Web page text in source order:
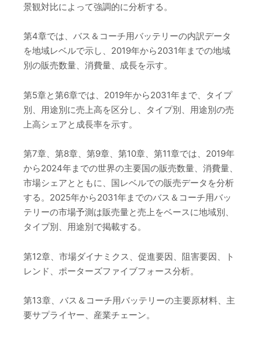
景観対比によって強調的に分析する。
第4章では、バス＆コーチ用バッテリーの内訳データ
を地域レベルで示し、2019年から2031年までの地域
別の販売数量、消費量、成長を示す。
第5章と第6章では、2019年から2031年まで、タイプ
別、用途別に売上高を区分し、タイプ別、用途別の売
上高シェアと成長率を示す。
第7章、第8章、第9章、第10章、第11章では、2019年
から2024年までの世界の主要国の販売数量、消費量、
市場シェアとともに、国レベルでの販売データを分析
する。2025年から2031年までのバス＆コーチ用バッ
テリーの市場予測は販売量と売上をベースに地域別、
タイプ別、用途別で掲載する。
第12章、市場ダイナミクス、促進要因、阻害要因、ト
レンド、ポーターズファイブフォース分析。
第13章、バス＆コーチ用バッテリーの主要原材料、主
要サプライヤー、産業チェーン。